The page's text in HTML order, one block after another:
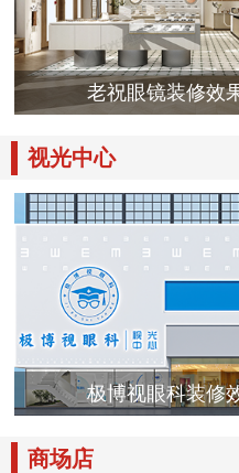
老祝眼镜装修效
视光中心
极博视眼科装修
商场店